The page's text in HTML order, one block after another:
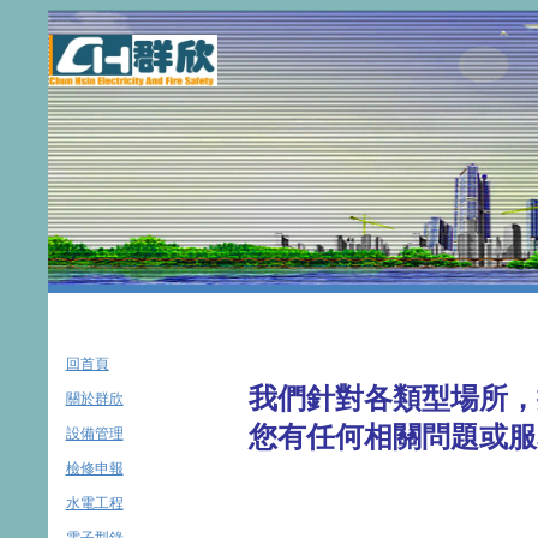
回首頁
關於群欣
設備管理
檢修申報
水電工程
我們針對各類型場所
您有任何相關問題或